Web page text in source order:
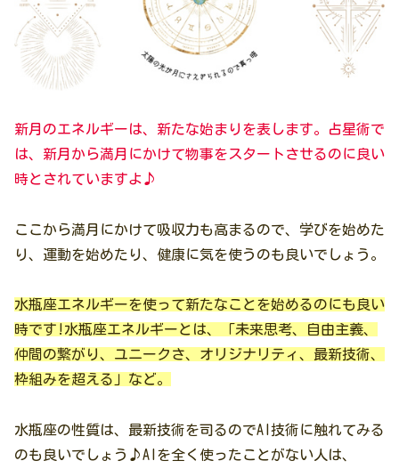
新月のエネルギーは、新たな始まりを表します。
占星術で
は、新月から満月にかけて物事をスタートさせるのに良い
時とされていますよ♪
ここから満月にかけて吸収力も高まるので、学びを始めた
り、運動を始めたり、健康に気を使うのも良いでしょう。
水瓶座エネルギーを使って新たなことを始めるのにも良い
時です!水瓶座エネルギーとは、「未来思考、自由主義、
仲間の繋がり、ユニークさ、オリジナリティ、最新技術、
枠組みを超える」など。
水瓶座の性質は、最新技術を司るのでAI技術に触れてみる
のも良いでしょう♪AIを全く使ったことがない人は、